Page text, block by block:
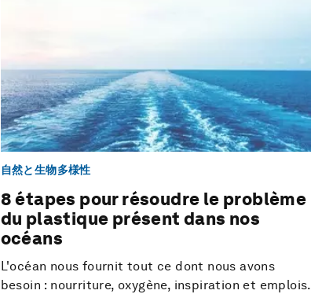
自然と生物多様性
8 étapes pour résoudre le problème
du plastique présent dans nos
océans
L'océan nous fournit tout ce dont nous avons
besoin : nourriture, oxygène, inspiration et emplois.